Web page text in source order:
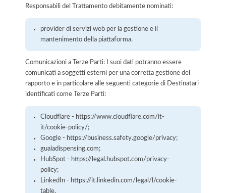
Responsabili del Trattamento debitamente nominati:
provider di servizi web per la gestione e il
mantenimento della piattaforma.
Comunicazioni a Terze Parti: I suoi dati potranno essere
comunicati a soggetti esterni per una corretta gestione del
rapporto e in particolare alle seguenti categorie di Destinatari
identificati come Terze Parti:
Cloudflare - https://www.cloudflare.com/it-
it/cookie-policy/;
Google - https://business.safety.google/privacy;
gualadispensing.com;
HubSpot - https://legal.hubspot.com/privacy-
policy;
LinkedIn - https://it.linkedin.com/legal/l/cookie-
table.